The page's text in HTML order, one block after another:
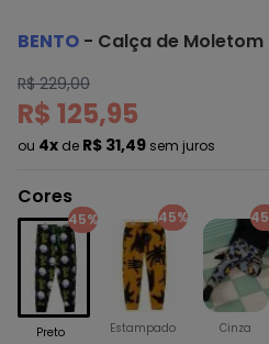
BENTO - Calça de
R$ 229,00
R$ 125,95
ou 4x de R$ 31,49 sem juros
Cores
45%
Preto
45%
Estampado Cinza